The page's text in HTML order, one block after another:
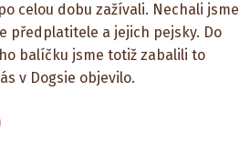
celou dobu zažívali. Nechali jsme
předplatitele a jejich pejsky. Do
balíčku jsme totiž zabalili to
v Dogsie objevilo.